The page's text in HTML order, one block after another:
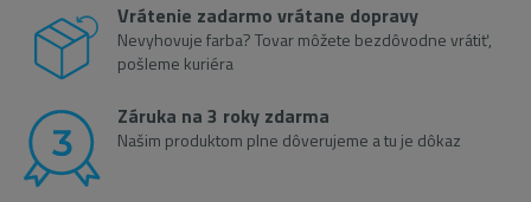
Vrátenie zadarmo vrátane dopravy
Nevyhovuje farba? Tovar môžete bezdôvodne vrátiť,
pošleme kuriéra
Záruka na 3 roky zdarma
Našim produktom plne dôverujeme a tu je dôkaz